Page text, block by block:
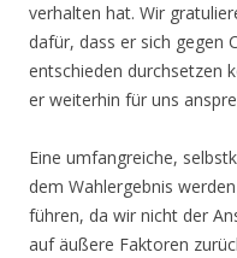
verhalten hat. Wir
dafür, dass er sich gegen
entschieden durchsetzen
er weiterhin für uns
Eine umfangreiche,
dem Wahlergebnis
führen, da wir nicht der
auf äußere Faktoren